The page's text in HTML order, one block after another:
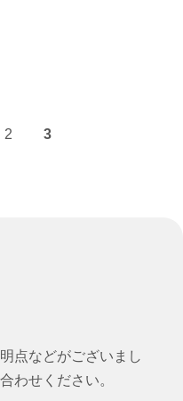
2 3
点などがございまし
わせください。